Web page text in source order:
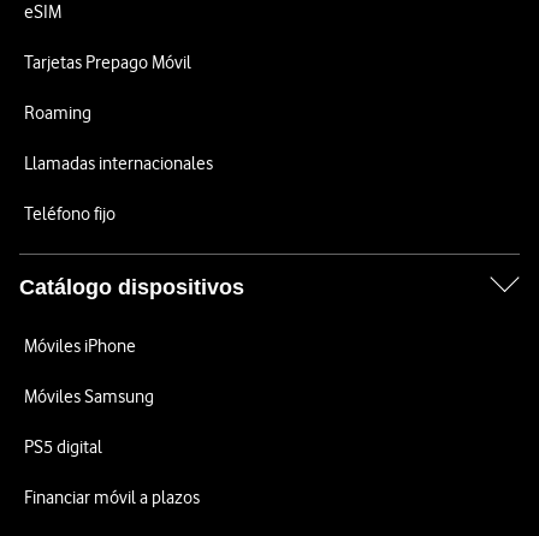
eSIM
Tarjetas Prepago Móvil
Roaming
Llamadas internacionales
Teléfono fijo
Catálogo dispositivos
Móviles iPhone
Móviles Samsung
PS5 digital
Financiar móvil a plazos